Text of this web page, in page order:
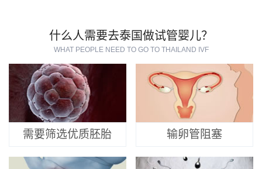
什么人需要去泰国做试管婴儿？
WHAT PEOPLE NEED TO GO TO THAILAND IVF
需要筛选优质胚胎 输卵管阻塞